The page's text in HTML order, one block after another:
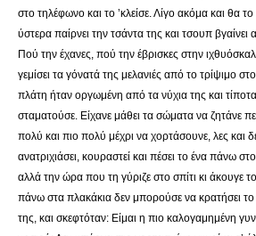
στο τηλέφωνο και το ’κλείσε. Λίγο ακόμα και θα
ύστερα παίρνει την τσάντα της και τσουπ βγαίνει
Πού την έχανες, πού την έβρισκες στην
γεμίσει τα γόνατά της μελανιές από το τρίψιμο
πλάτη ήταν οργωμένη από τα νύχια της και
σταματούσε. Είχανε μάθει τα σώματα να ζητάνε
πολύ και πιο πολύ μέχρι να χορτάσουνε, λες και
ανατριχιάσει, κουραστεί και πέσει το ένα πάνω
αλλά την ώρα που τη γύριζε στο σπίτι κι άκουγε
πάνω στα πλακάκια δεν μπορούσε να κρατήσει το
της, και σκεφτόταν: Είμαι η πιο καλογαμημένη